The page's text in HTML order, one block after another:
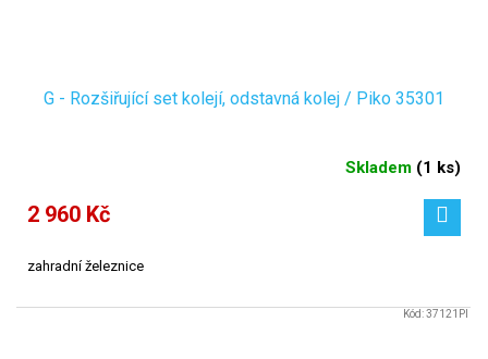
G - Rozšiřující set kolejí, odstavná kolej / Piko 35301
Skladem (1 ks)
2 960 Kč
zahradní železnice
Kód:37121PI